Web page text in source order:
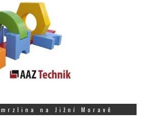
na Jižní Moravě